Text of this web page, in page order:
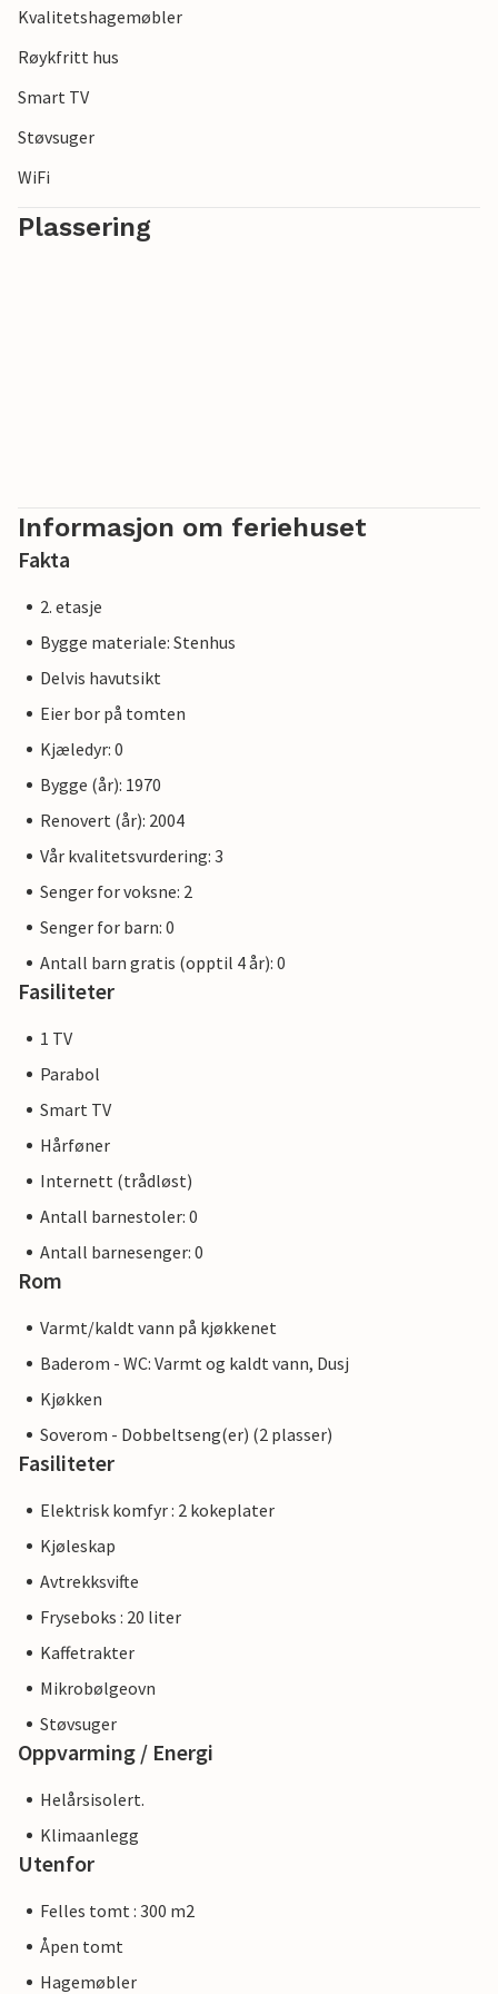
Kvalitetshagemøbler
Røykfritt hus
Smart TV
Støvsuger
WiFi
Plassering
Informasjon om feriehuset
Fakta
2. etasje
Bygge materiale: Stenhus
Delvis havutsikt
Eier bor på tomten
Kjæledyr: 0
Bygge (år): 1970
Renovert (år): 2004
Vår kvalitetsvurdering: 3
Senger for voksne: 2
Senger for barn: 0
Antall barn gratis (opptil 4 år): 0
Fasiliteter
1 TV
Parabol
Smart TV
Hårføner
Internett (trådløst)
Antall barnestoler: 0
Antall barnesenger: 0
Rom
Varmt/kaldt vann på kjøkkenet
Baderom - WC: Varmt og kaldt vann, Dusj
Kjøkken
Soverom - Dobbeltseng(er) (2 plasser)
Fasiliteter
Elektrisk komfyr : 2 kokeplater
Kjøleskap
Avtrekksvifte
Fryseboks : 20 liter
Kaffetrakter
Mikrobølgeovn
Støvsuger
Oppvarming / Energi
Helårsisolert.
Klimaanlegg
Utenfor
Felles tomt : 300 m2
Åpen tomt
Hagemøbler